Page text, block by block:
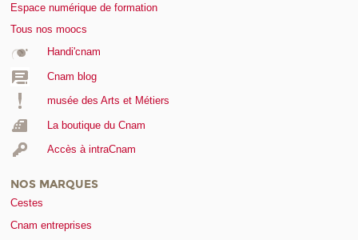
Espace numérique de formation
Tous nos moocs
Handi'cnam
Cnam blog
musée des Arts et Métiers
La boutique du Cnam
Accès à intraCnam
NOS MARQUES
Cestes
Cnam entreprises